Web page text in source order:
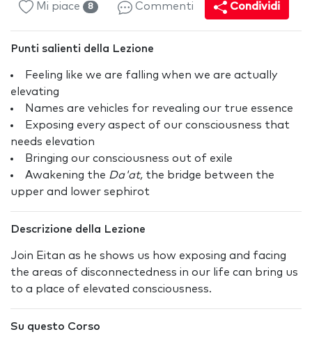
Mi piace 8 Commenti Condividi
Punti salienti della Lezione
Feeling like we are falling when we are actually
elevating
Names are vehicles for revealing our true essence
Exposing every aspect of our consciousness that
needs elevation
Bringing our consciousness out of exile
Awakening the Da'at, the bridge between the
upper and lower sephirot
Descrizione della Lezione
Join Eitan as he shows us how exposing and facing
the areas of disconnectedness in our life can bring us
to a place of elevated consciousness.
Su questo Corso